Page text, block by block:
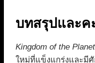
บทสรุปและค
Kingdom of the
ใหม่ที่แข็งแกร่งและมี